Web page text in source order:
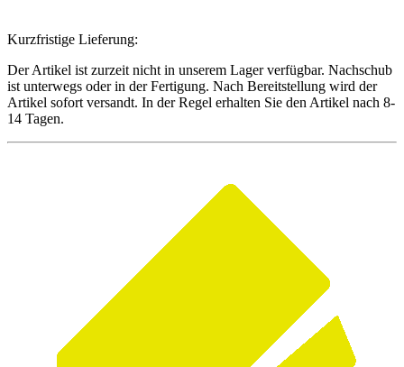
Kurzfristige Lieferung:
Der Artikel ist zurzeit nicht in unserem Lager verfügbar. Nachschub
ist unterwegs oder in der Fertigung. Nach Bereitstellung wird der
Artikel sofort versandt. In der Regel erhalten Sie den Artikel nach 8-
14 Tagen.